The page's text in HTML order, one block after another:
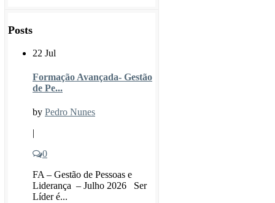
Posts
22 Jul
Formação Avançada- Gestão
de Pe...
by Pedro Nunes
|
0
FA – Gestão de Pessoas e
Liderança – Julho 2026 Ser
Líder é...